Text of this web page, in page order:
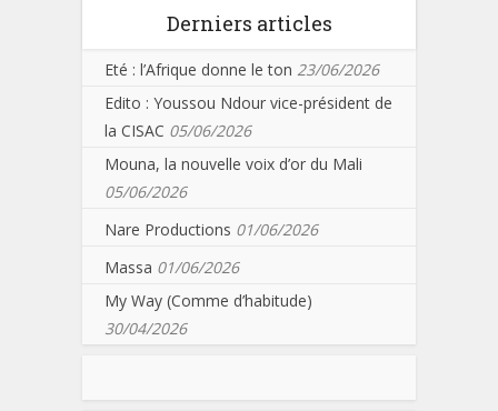
Derniers articles
Eté : l’Afrique donne le ton 23/06/2026
Edito : Youssou Ndour vice-président de
la CISAC 05/06/2026
Mouna, la nouvelle voix d’or du Mali
05/06/2026
Nare Productions 01/06/2026
Massa 01/06/2026
My Way (Comme d’habitude)
30/04/2026